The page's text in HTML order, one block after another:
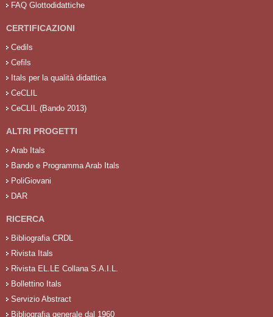
FAQ Glottodidattiche
CERTIFICAZIONI
Cedils
Cefils
Itals per la qualità didattica
CeCLIL
CeCLIL (Bando 2013)
ALTRI PROGETTI
Arab Itals
Bando e Programma Arab Itals
PoliGiovani
DAR
RICERCA
Bibliografia CRDL
Rivista Itals
Rivista EL.LE Collana S.A.I.L.
Bollettino Itals
Servizio Abstract
Bibliografia generale dal 1960